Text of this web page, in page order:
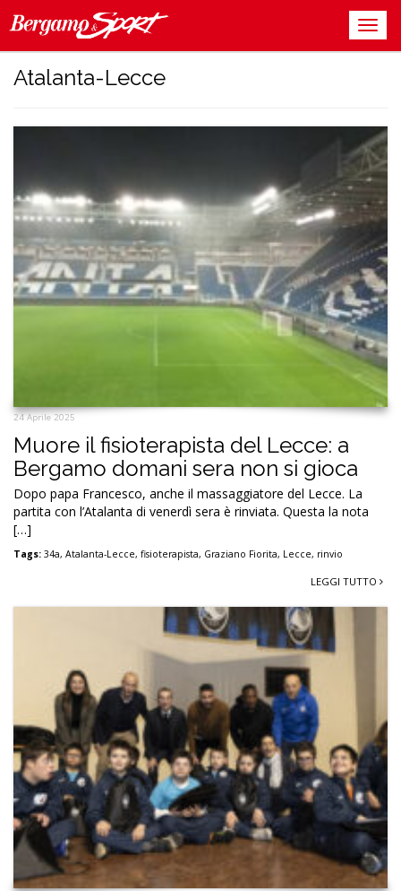
Atalanta-Lecce
24 Aprile 2025
Muore il fisioterapista del Lecce: a
Bergamo domani sera non si gioca
Dopo papa Francesco, anche il massaggiatore del Lecce. La
partita con l’Atalanta di venerdì sera è rinviata. Questa la nota
[…]
Tags: 34a, Atalanta-Lecce, fisioterapista, Graziano Fiorita, Lecce, rinvio
LEGGI TUTTO